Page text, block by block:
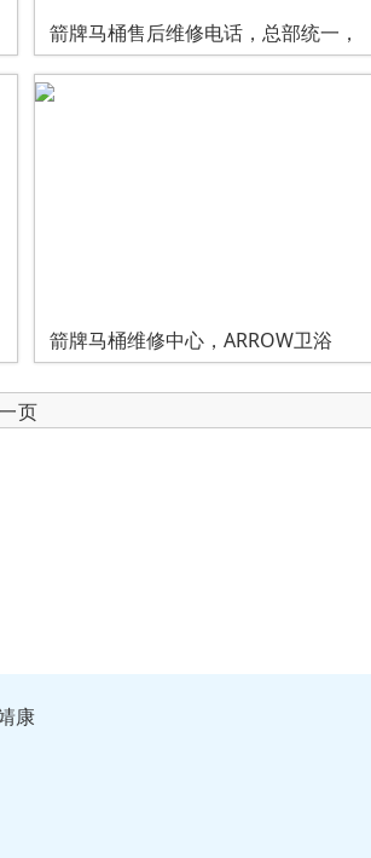
箭牌马桶售后维修电话，总部统一，
箭牌马桶维修中心，ARROW卫浴
页
康